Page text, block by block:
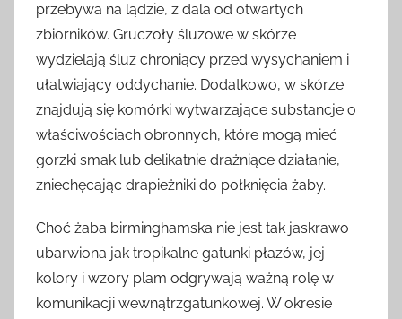
przebywa na lądzie, z dala od otwartych
zbiorników. Gruczoły śluzowe w skórze
wydzielają śluz chroniący przed wysychaniem i
ułatwiający oddychanie. Dodatkowo, w skórze
znajdują się komórki wytwarzające substancje o
właściwościach obronnych, które mogą mieć
gorzki smak lub delikatnie drażniące działanie,
zniechęcając drapieżniki do połknięcia żaby.
Choć żaba birminghamska nie jest tak jaskrawo
ubarwiona jak tropikalne gatunki płazów, jej
kolory i wzory plam odgrywają ważną rolę w
komunikacji wewnątrzgatunkowej. W okresie